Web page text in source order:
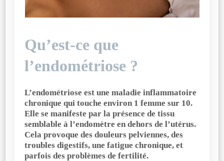
Qu’est-ce que
l’endométriose ?
L’endométriose est une maladie inflammatoire
chronique qui touche environ 1 femme sur 10.
Elle se manifeste par la présence de tissu
semblable à l’endomètre en dehors de l’utérus.
Cela provoque des douleurs pelviennes, des
troubles digestifs, une fatigue chronique, et
parfois des problèmes de fertilité.